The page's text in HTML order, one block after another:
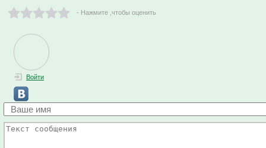
- Нажмите ,чтобы оценить
Войти